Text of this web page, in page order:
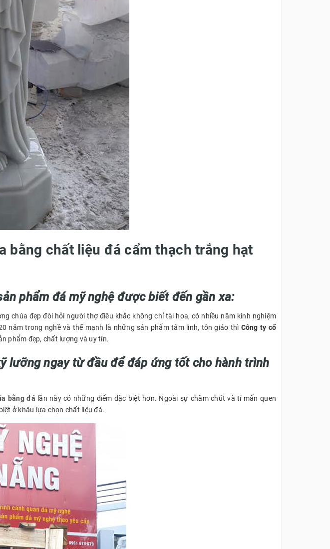
bằng chất liệu đá cẩm thạch trắng hạt
phẩm đá mỹ nghệ được biết đến gần xa:
chúa đẹp đòi hỏi người thợ điêu khắc không chỉ tài hoa, có nhiều năm kinh nghiệm
năm trong nghề và thế mạnh là những sản phẩm tâm linh, tôn giáo thì Công ty cổ
phẩm đẹp, chất lượng và uy tín.
lưỡng ngay từ đầu để đáp ứng tốt cho hành trình
bằng đá lần này có những điểm đặc biệt hơn. Ngoài sự chăm chút và tỉ mẩn quen
ở khâu lựa chọn chất liệu đá.